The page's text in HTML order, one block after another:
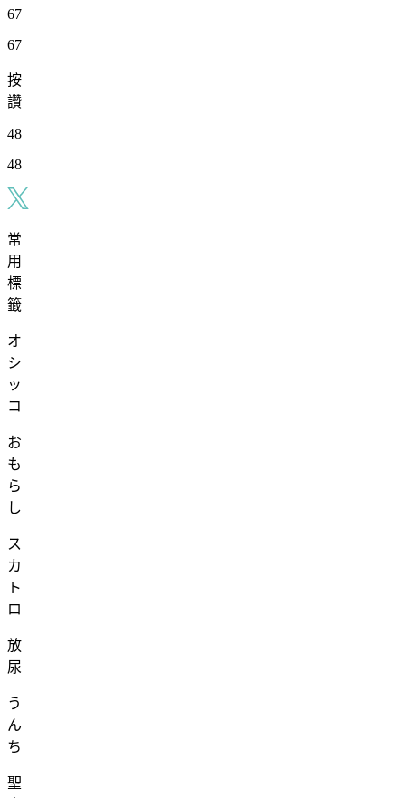
67
67
按
讚
48
48
常
用
標
籤
オ
シ
ッ
コ
お
も
ら
し
ス
カ
ト
ロ
放
尿
う
ん
ち
聖